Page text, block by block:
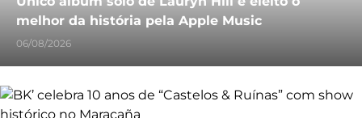
melhor da história pela Apple Music
06/08/2026